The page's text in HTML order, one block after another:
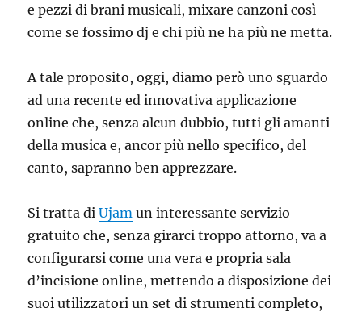
e pezzi di brani musicali, mixare canzoni così
come se fossimo dj e chi più ne ha più ne metta.
A tale proposito, oggi, diamo però uno sguardo
ad una recente ed innovativa applicazione
online che, senza alcun dubbio, tutti gli amanti
della musica e, ancor più nello specifico, del
canto, sapranno ben apprezzare.
Si tratta diUjam un interessante servizio
gratuito che, senza girarci troppo attorno, va a
configurarsi come una vera e propria sala
d’incisione online, mettendo a disposizione dei
suoi utilizzatori un set di strumenti completo,